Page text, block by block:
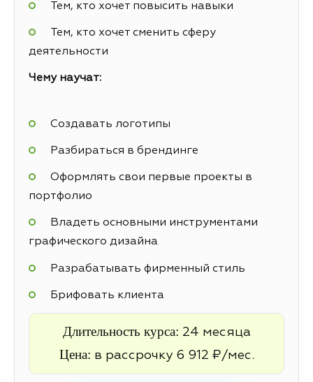
Тем, кто хочет повысить навыки
Тем, кто хочет сменить сферу
деятельности
Чему научат:
Создавать логотипы
Разбираться в брендинге
Оформлять свои первые проекты в
портфолио
Владеть основными инструментами
графического дизайна
Разрабатывать фирменный стиль
Брифовать клиента
Длительность курса: 24 месяца
Цена: в рассрочку 6 912 ₽/мес.